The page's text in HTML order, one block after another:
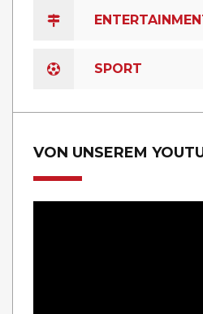
SPORT
VON UNSEREM